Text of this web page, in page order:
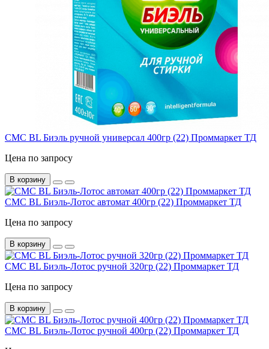
СМС BL Биэль ручной универсал 400гр (22) Проммаркет ТД
Цена по запросу
В корзину
СМС BL Биэль-Лотос автомат 400гр (22) Проммаркет ТД
Цена по запросу
В корзину
СМС BL Биэль-Лотос ручной 320гр (22) Проммаркет ТД
Цена по запросу
В корзину
СМС BL Биэль-Лотос ручной 400гр (22) Проммаркет ТД